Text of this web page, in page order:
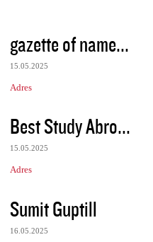
gazette of name...
15.05.2025
Adres
Best Study Abro...
15.05.2025
Adres
Sumit Guptill
16.05.2025